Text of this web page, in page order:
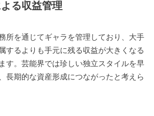
る収益管理
所を通じてギャラを管理しており、大手
するよりも手元に残る収益が大きくなる
す。芸能界では珍しい独立スタイルを早
長期的な資産形成につながったと考えら